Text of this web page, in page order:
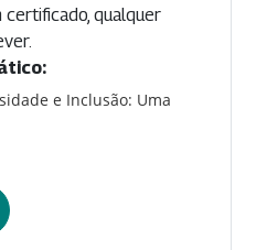
qualquer
e Inclusão: Uma